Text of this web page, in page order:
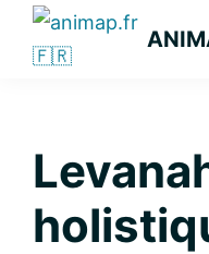
Passer
principale
Passer
Passer
latérale
principale